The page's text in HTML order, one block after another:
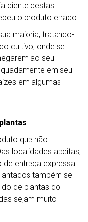
ciente destas
o produto errado.
maioria, tratando-
cultivo, onde se
ao seu
em seu
em algumas
que não
localidades aceitas,
de entrega expressa
também se
de plantas do
sejam muito